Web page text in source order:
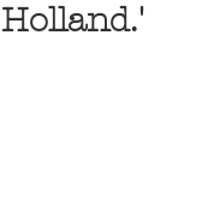
Holland.'